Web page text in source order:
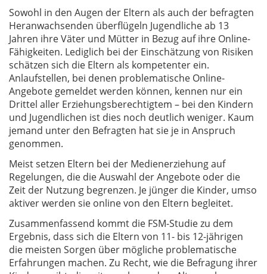
Sowohl in den Augen der Eltern als auch der befragten
Heranwachsenden überflügeln Jugendliche ab 13
Jahren ihre Väter und Mütter in Bezug auf ihre Online-
Fähigkeiten. Lediglich bei der Einschätzung von Risiken
schätzen sich die Eltern als kompetenter ein.
Anlaufstellen, bei denen problematische Online-
Angebote gemeldet werden können, kennen nur ein
Drittel aller Erziehungsberechtigtem – bei den Kindern
und Jugendlichen ist dies noch deutlich weniger. Kaum
jemand unter den Befragten hat sie je in Anspruch
genommen.
Meist setzen Eltern bei der Medienerziehung auf
Regelungen, die die Auswahl der Angebote oder die
Zeit der Nutzung begrenzen. Je jünger die Kinder, umso
aktiver werden sie online von den Eltern begleitet.
Zusammenfassend kommt die FSM-Studie zu dem
Ergebnis, dass sich die Eltern von 11- bis 12-jährigen
die meisten Sorgen über mögliche problematische
Erfahrungen machen. Zu Recht, wie die Befragung ihrer